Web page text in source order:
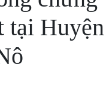
tại Huyện